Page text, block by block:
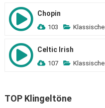
Chopin
103 Klassische
Celtic Irish
107 Klassische
TOP Klingeltöne